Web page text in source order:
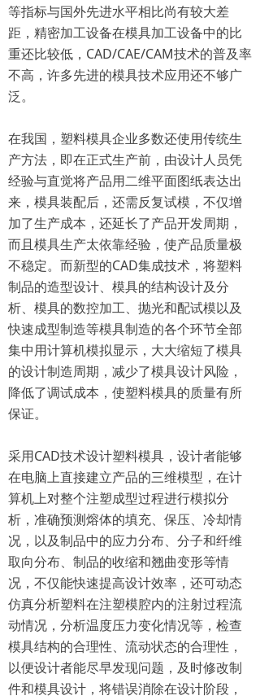
等指标与国外先进水平相比尚有较大差
距，精密加工设备在模具加工设备中的比
重还比较低，CAD/CAE/CAM技术的普及率
不高，许多先进的模具技术应用还不够广
泛。
在我国，塑料模具企业多数还使用传统生
产方法，即在正式生产前，由设计人员凭
经验与直觉将产品用二维平面图纸表达出
来，模具装配后，还需反复试模，不仅增
加了生产成本，还延长了产品开发周期，
而且模具生产太依靠经验，使产品质量极
不稳定。而新型的CAD集成技术，将塑料
制品的造型设计、模具的结构设计及分
析、模具的数控加工、抛光和配试模以及
快速成型制造等模具制造的各个环节全部
集中用计算机模拟显示，大大缩短了模具
的设计制造周期，减少了模具设计风险，
降低了调试成本，使塑料模具的质量有所
保证。
采用CAD技术设计塑料模具，设计者能够
在电脑上直接建立产品的三维模型，在计
算机上对整个注塑成型过程进行模拟分
析，准确预测熔体的填充、保压、冷却情
况，以及制品中的应力分布、分子和纤维
取向分布、制品的收缩和翘曲变形等情
况，不仅能快速提高设计效率，还可动态
仿真分析塑料在注塑模腔内的注射过程流
动情况，分析温度压力变化情况等，检查
模具结构的合理性、流动状态的合理性，
以便设计者能尽早发现问题，及时修改制
件和模具设计，将错误消除在设计阶段，